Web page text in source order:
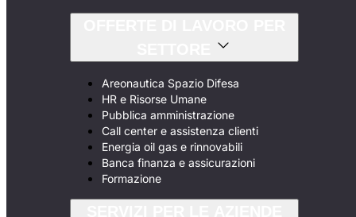
Areonautica Spazio Difesa
HR e Risorse Umane
Pubblica amministrazione
Call center e assistenza clienti
Energia oil gas e rinnovabili
Banca finanza e assicurazioni
Formazione